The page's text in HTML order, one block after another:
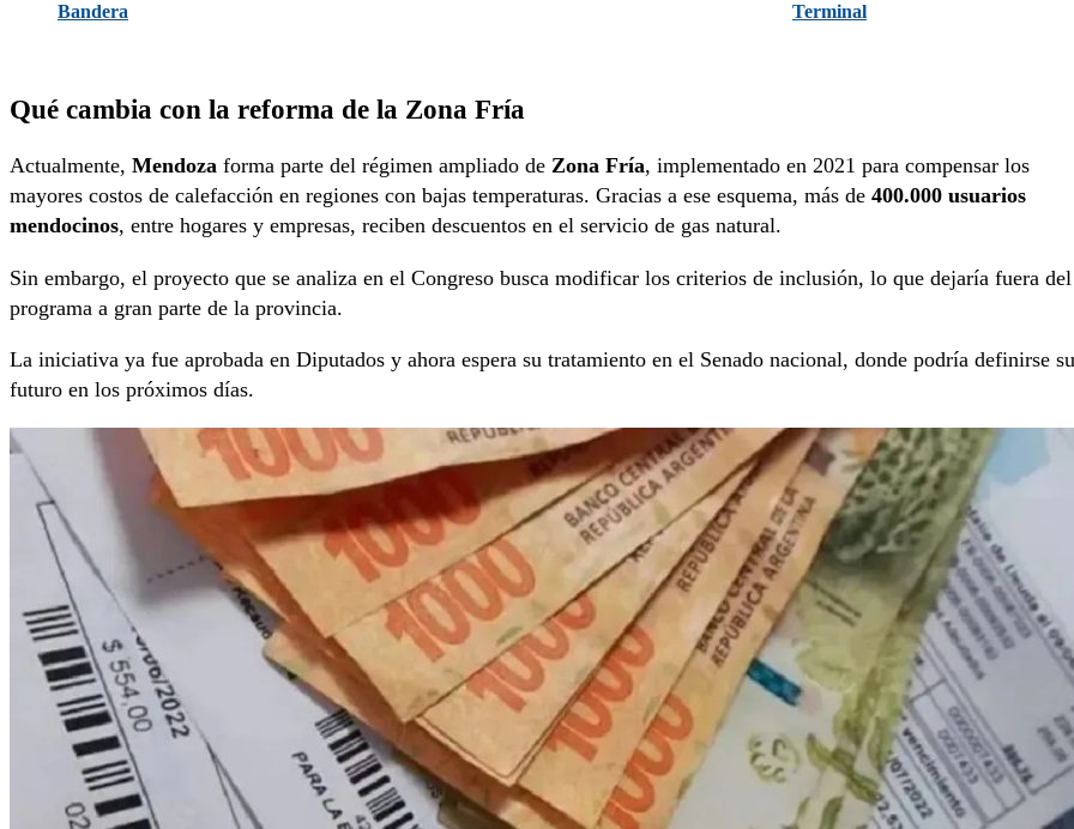
Bandera
Terminal
Qué cambia con la reforma de la Zona Fría
Actualmente, Mendoza forma parte del régimen ampliado de Zona Fría, implementado en 2021 para compensar los
mayores costos de calefacción en regiones con bajas temperaturas. Gracias a ese esquema, más de 400.000 usuarios
mendocinos, entre hogares y empresas, reciben descuentos en el servicio de gas natural.
Sin embargo, el proyecto que se analiza en el Congreso busca modificar los criterios de inclusión, lo que dejaría fuera del
programa a gran parte de la provincia.
La iniciativa ya fue aprobada en Diputados y ahora espera su tratamiento en el Senado nacional, donde podría definirse su
futuro en los próximos días.